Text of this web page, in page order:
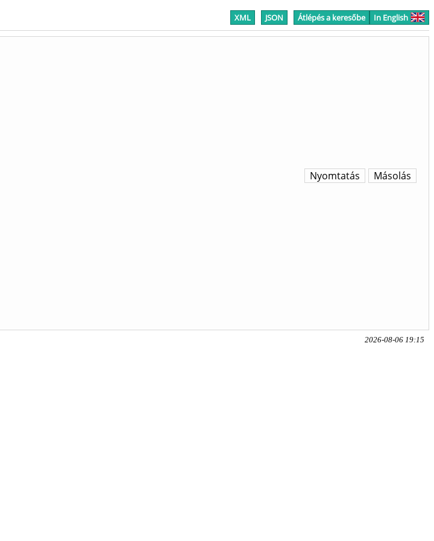
XML JSON Átlépés a keresőbe In English
Másolás
Nyomtatás
2026-08-06 19:15